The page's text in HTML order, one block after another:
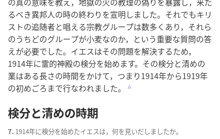
るべき異邦人の時の終わりを宣明しました。それでもキリ
ストの追随者と唱える宗教グループは数多くあり，それら
のうちどのグループが小麦なのか，という重要な質問の答
えが必要でした。イエスはその問題を解決するため，
1914年に霊的神殿の検分を始めます。その検分と清めの
業はある長さの時間をかけて，つまり1914年から1919年
の初めごろまで行なわれました。
c
検分と清めの時期
7. 1914年に検分を始めたイエスは，何を見いだしましたか。